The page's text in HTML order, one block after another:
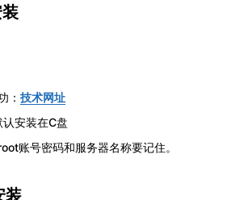
： 技术网址
安装在C盘
账号密码和服务器名称要记住。
装